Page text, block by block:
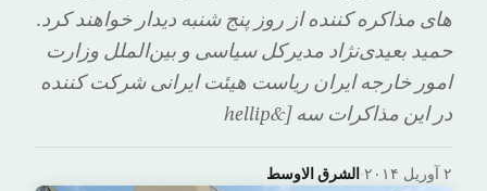
های مذاکره کننده از روز پنج شنبه دیدار خواهند کرد.
حمید بعیدی‌نژاد مدیرکل سیاسی و بین‌الملل وزارت
امور خارجه ایران ریاست هیئت ایرانی شرکت کننده
در این مذاکرات سه [&hellip
الشرق الاوسط· ۲ آوریل ۲۰۱۴